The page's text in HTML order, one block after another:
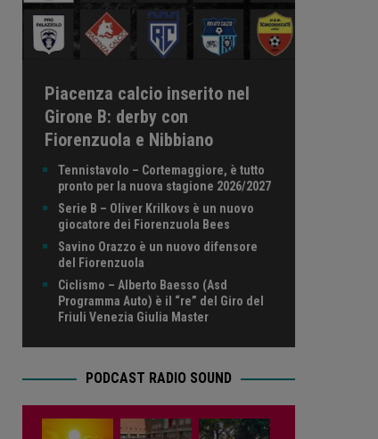
Piacenza calcio inserito nel
Girone B: derby con
Fiorenzuola e Nibbiano
Tennistavolo – Cortemaggiore, è tutto
pronto per la nuova stagione 2026/2027
Serie B – Oliver Krilkovs è un nuovo
giocatore dei Fiorenzuola Bees
Savino Orazzo è un nuovo difensore
del Fiorenzuola
Ciclismo – Alberto Baesso (Asd
Programma Auto) è il “re” del Giro del
Friuli Venezia Giulia Master
PODCAST RADIO SOUND